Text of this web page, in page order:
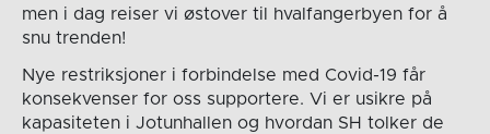
men i dag reiser vi østover til hvalfangerbyen for å
snu trenden!
Nye restriksjoner i forbindelse med Covid-19 får
konsekvenser for oss supportere. Vi er usikre på
kapasiteten i Jotunhallen og hvordan SH tolker de